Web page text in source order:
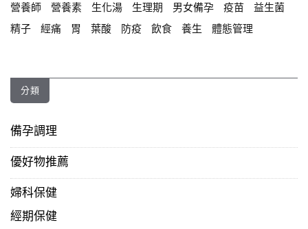
營養師
營養素 生化湯 生理期 男女備孕 疫苗
益生菌
精子
經痛 胃 葉酸 防疫 飲食 養生 體態管理
分類
備孕調理
優好物推薦
婦科保健
經期保健